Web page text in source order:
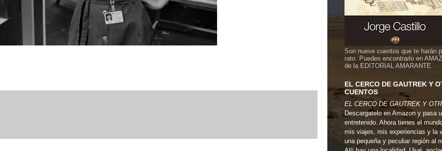
Son nueve cuentos que te harán
rato. Puedes encontrarlo en
de la EDITORIAL AMARANTE
EL CERCO DE GAUTREK Y
CUENTOS
EL CERCO DE GAUTREK Y
Descargatelo en Amazon y pasa
entretenido. Ahora tienes el
mis viajes, mis experiencias y la
una pequeña y peculiar región al